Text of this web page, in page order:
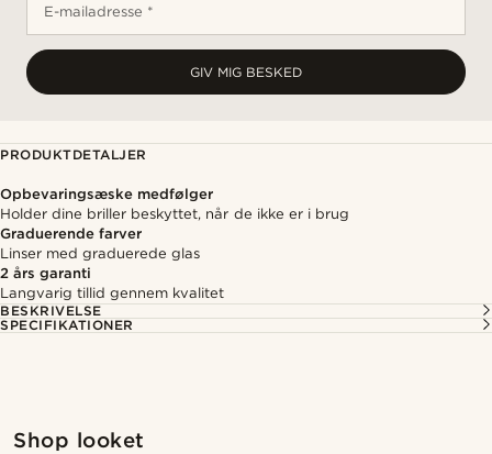
E-mailadresse *
GIV MIG BESKED
PRODUKTDETALJER
Opbevaringsæske medfølger
Holder dine briller beskyttet, når de ikke er i brug
Graduerende farver
Linser med graduerede glas
2 års garanti
Langvarig tillid gennem kvalitet
BESKRIVELSE
SPECIFIKATIONER
Shop looket